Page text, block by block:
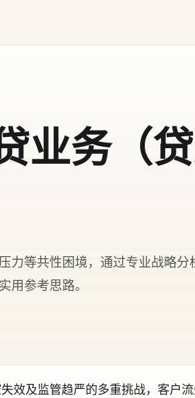
务（贷
等共性困境，通过专业战略
参考思路。
效及监管趋严的多重挑战，客户